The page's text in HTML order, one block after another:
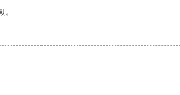
。